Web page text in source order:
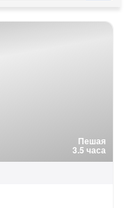
Пешая
3.5 часа